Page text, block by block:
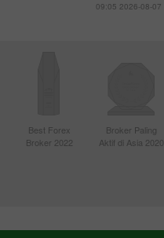
09:05 2026-08-07
Best Forex
Broker 2022
Broker Paling
Aktif di Asia 2020